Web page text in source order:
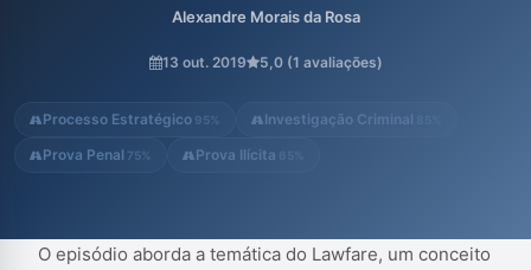
sua aplicação no processo penal. Santoro analisa as implicações
a manipulação do sistema jurídico para fins políticos, impondo
Alexandre Morais da Rosa
13 out. 2019 5,0 (1 avaliações)
Processo Estratégico 95% Investigação Criminal
Prova Penal 75% Prova Ilícita
O episódio aborda a temática do Lawfare, um conceito